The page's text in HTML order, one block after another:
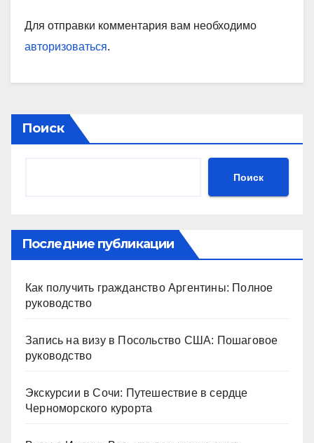
Для отправки комментария вам необходимо
авторизоваться.
Поиск
Поиск
Последние публикации
Как получить гражданство Аргентины: Полное
руководство
Запись на визу в Посольство США: Пошаговое
руководство
Экскурсии в Сочи: Путешествие в сердце
Черноморского курорта